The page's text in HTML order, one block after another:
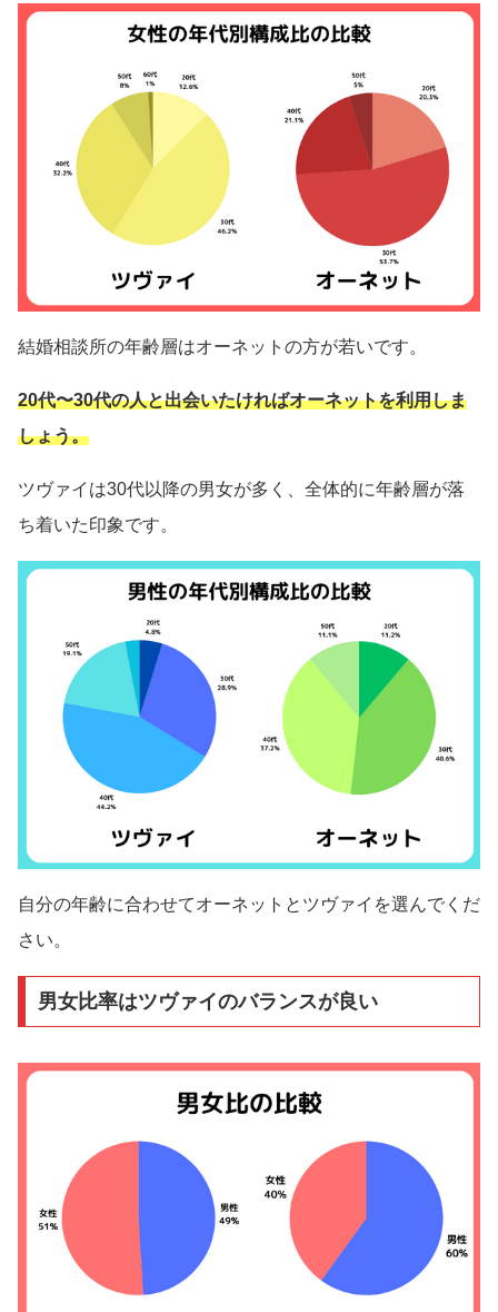
結婚相談所の年齢層はオーネットの方が若いです。
20代〜30代の人と出会いたければオーネットを利用しま
しょう。
ツヴァイは30代以降の男女が多く、全体的に年齢層が落
ち着いた印象です。
自分の年齢に合わせてオーネットとツヴァイを選んでくだ
さい。
男女比率はツヴァイのバランスが良い